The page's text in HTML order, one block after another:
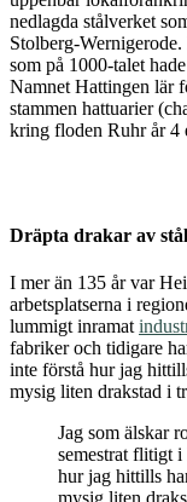
nedlagda stålverket
Stolberg-
som på 1000-talet
Namnet Hattingen lär
stammen hattuarier
kring floden Ruhr år 4
Dräpta drakar av stål
I mer än 135 år var
arbetsplatserna i
lummigt inramat
fabriker och tidigare
inte förstå hur jag
mysig liten drakstad i
Jag som älskar
semestrat flitigt
hur jag hittills